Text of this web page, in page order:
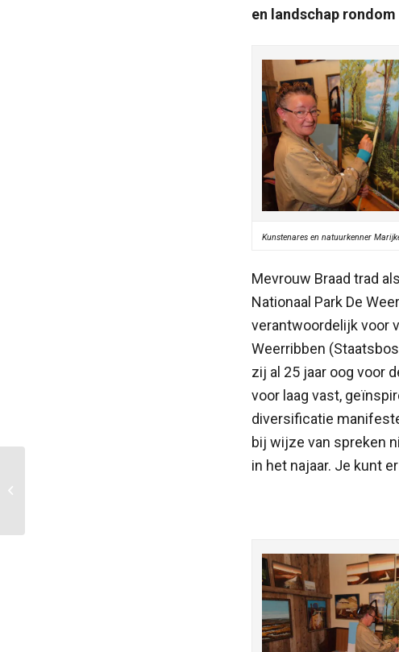
en landschap
Kunstenares en natuurkenner
Mevrouw Braad trad
Nationaal Park De
verantwoordelijk voor
Weerribben
zij al 25 jaar oog voor
voor laag vast,
diversificatie
bij wijze van spreken
in het najaar. Je kunt